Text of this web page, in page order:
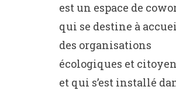
est un espace de
qui se destine à
des organisations
écologiques et
et qui s’est installé